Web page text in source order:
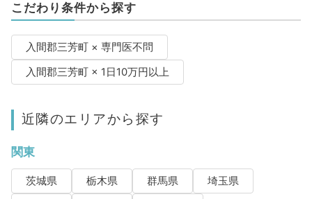
こだわり条件から探す
入間郡三芳町 × 専門医不問
入間郡三芳町 × 1日10万円以上
近隣のエリアから探す
関東
茨城県 栃木県 群馬県
埼玉県